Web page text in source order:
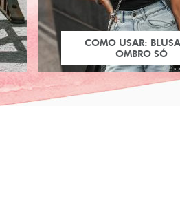
COMO USAR:
OMBRO SÓ